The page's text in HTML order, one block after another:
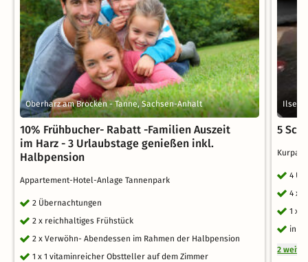
Oberharz am Brocken - Tanne, Sachsen-Anhalt
10% Frühbucher- Rabatt -Familien Auszeit
im Harz - 3 Urlaubstage genießen inkl.
Halbpension
Appartement-Hotel-Anlage Tannenpark
2 Übernachtungen
2 x reichhaltiges Frühstück
2 x Verwöhn- Abendessen im Rahmen der Halbpension
1 x 1 vitaminreicher Obstteller auf dem Zimmer
5
4
4 x
1 x
inkl.
2